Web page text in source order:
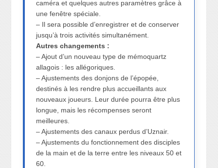
caméra et quelques autres paramètres grâce à
une fenêtre spéciale.
– Il sera possible d’enregistrer et de conserver
jusqu’à trois activités simultanément.
Autres changements :
– Ajout d’un nouveau type de mémoquartz
allagois : les allégoriques.
– Ajustements des donjons de l’épopée,
destinés à les rendre plus accueillants aux
nouveaux joueurs. Leur durée pourra être plus
longue, mais les récompenses seront
meilleures.
– Ajustements des canaux perdus d’Uznair.
– Ajustements du fonctionnement des disciples
de la main et de la terre entre les niveaux 50 et
60.